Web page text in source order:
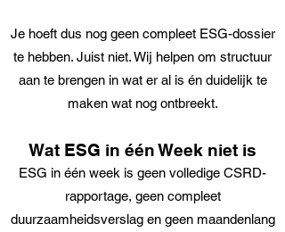
Je hoeft dus nog geen compleet ESG-dossier
te hebben. Juist niet. Wij helpen om structuur
aan te brengen in wat er al is én duidelijk te
maken wat nog ontbreekt.
Wat ESG in één Week niet is
ESG in één week is geen volledige CSRD-
rapportage, geen compleet
duurzaamheidsverslag en geen maandenlang